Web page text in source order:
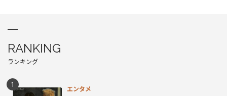
RANKING
ランキング
エンタメ